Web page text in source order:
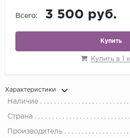
Всего: 3 500 руб.
Купить
Купить в 1
Характеристики
Наличие
Страна
Производитель